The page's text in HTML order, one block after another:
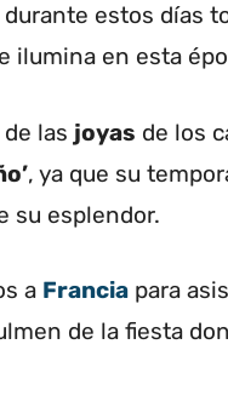
estos días
ilumina en esta
las joyas de los
, ya que su
su esplendor.
a Francia para
de la fiesta